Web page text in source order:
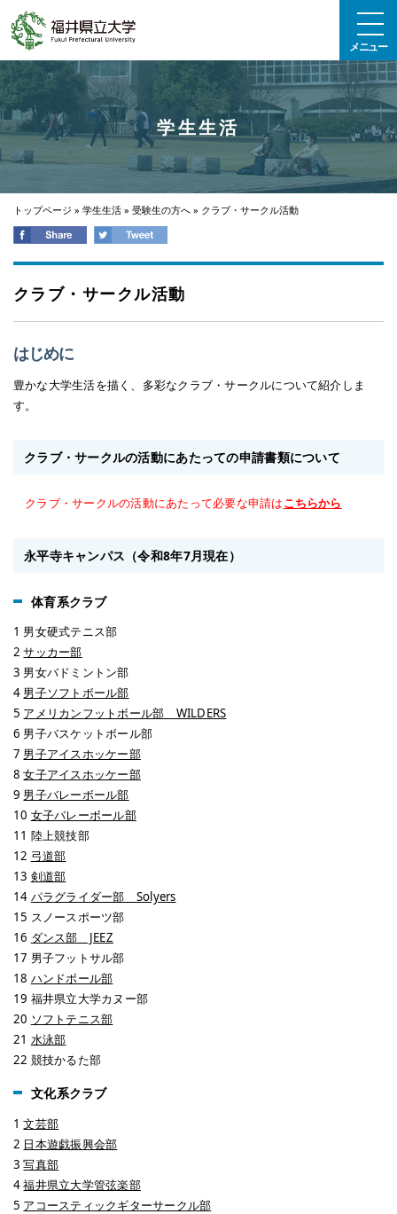
メニュー
学生生活
トップページ » 学生生活 » 受験生の方へ » クラブ・サークル活動
クラブ・サークル活動
はじめに
豊かな大学生活を描く、多彩なクラブ・サークルについて紹介しま
す。
クラブ・サークルの活動にあたっての申請書類について
クラブ・サークルの活動にあたって必要な申請はこちらから
永平寺キャンパス（令和8年7月現在）
体育系クラブ
1 男女硬式テニス部
2サッカー部
3 男女バドミントン部
4 男子ソフトボール部
5 アメリカンフットボール部 WILDERS
6 男子バスケットボール部
7 男子アイスホッケー部
8女子アイスホッケー部
9 男子バレーボール部
10 女子バレーボール部
11 陸上競技部
12 弓道部
13 剣道部
14 パラグライダー部 Solyers
15 スノースポーツ部
16 ダンス部 JEEZ
17 男子フットサル部
18 ハンドボール部
19 福井県立大学カヌー部
20 ソフトテニス部
21 水泳部
22 競技かるた部
文化系クラブ
1文芸部
2 日本遊戯振興会部
3写真部
4福井県立大学管弦楽部
5 アコースティックギターサークル部